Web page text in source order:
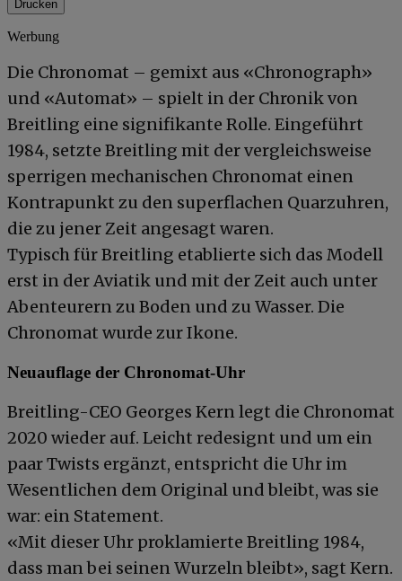
Drucken
Werbung
Die Chronomat – gemixt aus «Chronograph»
und «Automat» – spielt in der Chronik von
Breitling eine signifikante Rolle. Eingeführt
1984, setzte Breitling mit der vergleichsweise
sperrigen mechanischen Chronomat einen
Kontrapunkt zu den superflachen Quarzuhren,
die zu jener Zeit angesagt waren.
Typisch für Breitling etablierte sich das Modell
erst in der Aviatik und mit der Zeit auch unter
Abenteurern zu Boden und zu Wasser. Die
Chronomat wurde zur Ikone.
Neuauflage der Chronomat-Uhr
Breitling-CEO Georges Kern legt die Chronomat
2020 wieder auf. Leicht redesignt und um ein
paar Twists ergänzt, entspricht die Uhr im
Wesentlichen dem Original und bleibt, was sie
war: ein Statement.
«Mit dieser Uhr proklamierte Breitling 1984,
dass man bei seinen Wurzeln bleibt», sagt Kern.